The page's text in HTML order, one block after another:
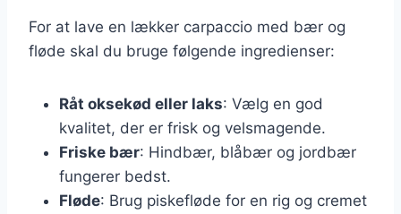
For at lave en lækker carpaccio med bær og
fløde skal du bruge følgende ingredienser:
Råt oksekød eller laks: Vælg en god
kvalitet, der er frisk og velsmagende.
Friske bær: Hindbær, blåbær og jordbær
fungerer bedst.
Fløde: Brug piskefløde for en rig og cremet